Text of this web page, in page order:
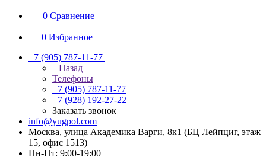
0 Сравнение
0 Избранное
+7 (905) 787-11-77
Назад
Телефоны
+7 (905) 787-11-77
+7 (928) 192-27-22
Заказать звонок
info@yugpol.com
Москва, улица Академика Варги, 8к1 (БЦ Лейпциг, этаж
15, офис 1513)
Пн-Пт: 9:00-19:00